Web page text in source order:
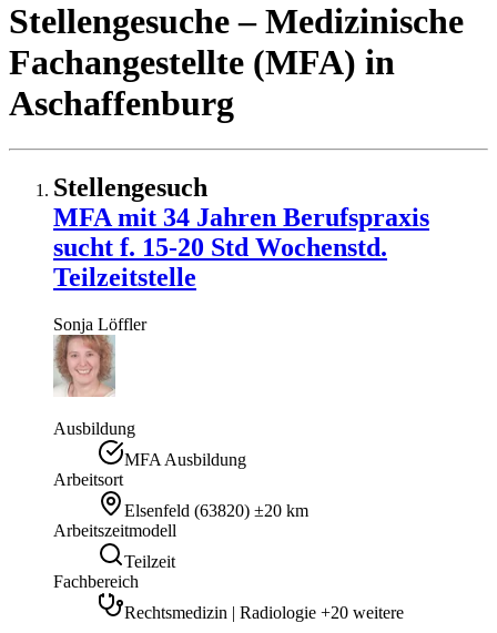
Stellengesuche– Medizinische
Fachangestellte (MFA) in
Aschaffenburg
Stellengesuch
MFA mit 34 Jahren Berufspraxis
sucht f. 15-20 Std Wochenstd.
Teilzeitstelle
Sonja Löffler
Ausbildung
MFA Ausbildung
Arbeitsort
Elsenfeld (63820) ±20 km
Arbeitszeitmodell
Teilzeit
Fachbereich
Rechtsmedizin | Radiologie +20 weitere